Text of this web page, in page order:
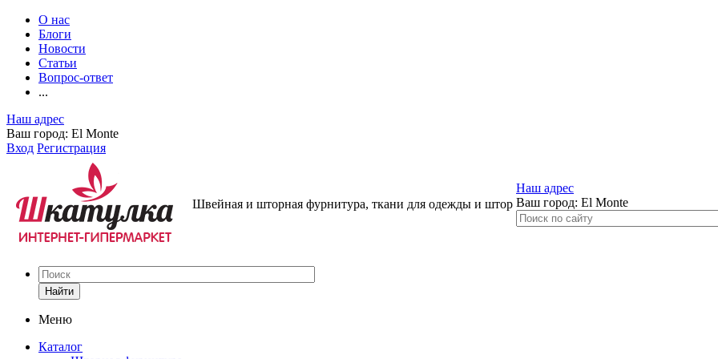
О нас
Блоги
Новости
Статьи
Вопрос-ответ
...
Наш адрес
Ваш город: El Monte
Вход Регистрация
Швейная и шторная фурнитура, ткани для одежды и штор
Наш адрес
Ваш город: El Monte
Найти
Меню
Каталог